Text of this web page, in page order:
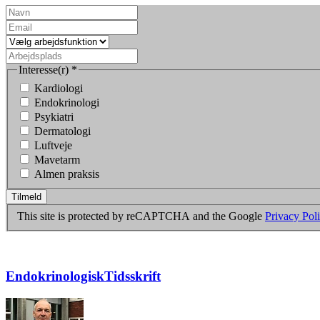
Interesse(r) *
Kardiologi
Endokrinologi
Psykiatri
Dermatologi
Luftveje
Mavetarm
Almen praksis
Tilmeld
This site is protected by reCAPTCHA and the Google Privacy
EndokrinologiskTidsskrift